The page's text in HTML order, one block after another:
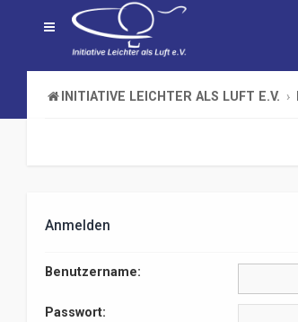
INITIATIVE LEICHTER ALS LUFT E.V.
Anmelden
Benutzername:
Passwort: